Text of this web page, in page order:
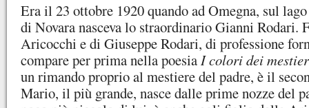
Era il 23 ottobre 1920 quando ad Omegna, sul
di Novara nasceva lo straordinario Gianni Rodari.
Aricocchi e di Giuseppe Rodari, di professione
compare per prima nella poesiaI colori dei
un rimando proprio al mestiere del padre, è il
Mario, il più grande, nasce dalle prime nozze del